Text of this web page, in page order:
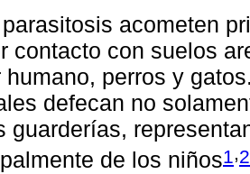
acometen
contacto con suelos
humano, perros y
defecan no
guarderías,
de los niños1,